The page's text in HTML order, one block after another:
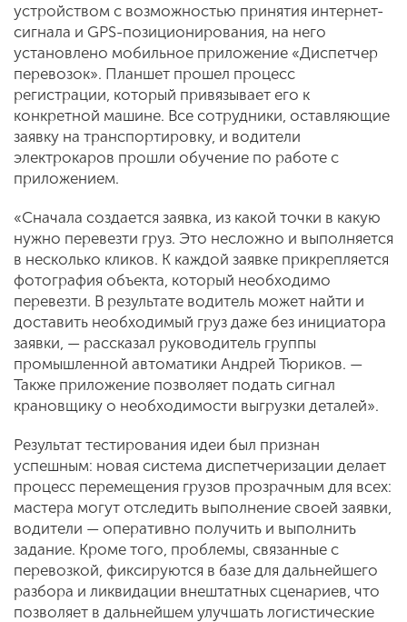
устройством с возможностью принятия интернет-
сигнала и GPS-позиционирования, на него
установлено мобильное приложение «Диспетчер
перевозок». Планшет прошел процесс
регистрации, который привязывает его к
конкретной машине. Все сотрудники, оставляющие
заявку на транспортировку, и водители
электрокаров прошли обучение по работе с
приложением.
«Сначала создается заявка, из какой точки в какую
нужно перевезти груз. Это несложно и выполняется
в несколько кликов. К каждой заявке прикрепляется
фотография объекта, который необходимо
перевезти. В результате водитель может найти и
доставить необходимый груз даже без инициатора
заявки, — рассказал руководитель группы
промышленной автоматики Андрей Тюриков. —
Также приложение позволяет подать сигнал
крановщику о необходимости выгрузки деталей».
Результат тестирования идеи был признан
успешным: новая система диспетчеризации делает
процесс перемещения грузов прозрачным для всех:
мастера могут отследить выполнение своей заявки,
водители — оперативно получить и выполнить
задание. Кроме того, проблемы, связанные с
перевозкой, фиксируются в базе для дальнейшего
разбора и ликвидации внештатных сценариев, что
позволяет в дальнейшем улучшать логистические